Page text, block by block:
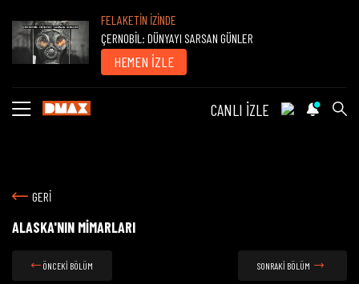
FELAKETİN İZİNDE
ÇERNOBİL: DÜNYAYI SARSAN GÜNLER
HEMEN İZLE
CANLI İZLE
GERİ
ALASKA'NIN MİMARLARI
ÖNCEKİ BÖLÜM SONRAKİ BÖLÜM